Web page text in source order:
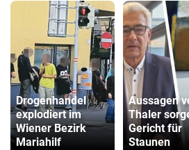
Drogenhandel
explodiert im
Wiener Bezirk
Mariahilf
Aussagen
Thaler
Gericht für
Staunen